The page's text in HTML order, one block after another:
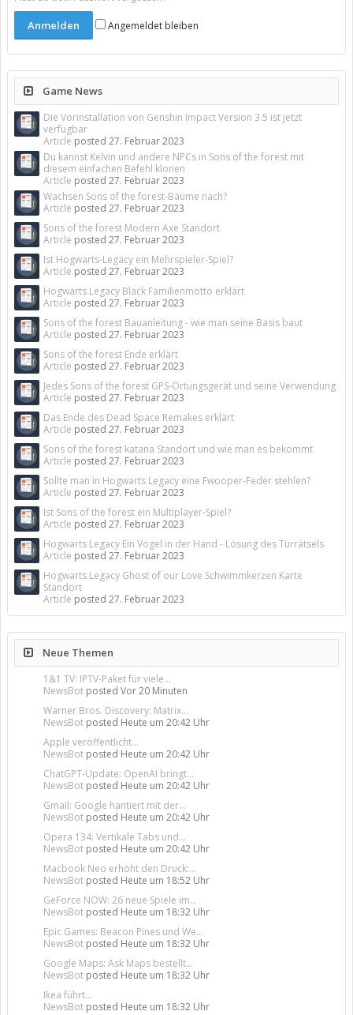
Angemeldet bleiben
Game News
Die Vorinstallation von Genshin Impact Version 3.5 ist jetzt
verfügbar
Article posted 27. Februar 2023
Du kannst Kelvin und andere NPCs in Sons of the forest mit
diesem einfachen Befehl klonen
Article posted 27. Februar 2023
Wachsen Sons of the forest-Bäume nach?
Article posted 27. Februar 2023
Sons of the forest Modern Axe Standort
Article posted 27. Februar 2023
Ist Hogwarts-Legacy ein Mehrspieler-Spiel?
Article posted 27. Februar 2023
Hogwarts Legacy Black Familienmotto erklärt
Article posted 27. Februar 2023
Sons of the forest Bauanleitung - wie man seine Basis baut
Article posted 27. Februar 2023
Sons of the forest Ende erklärt
Article posted 27. Februar 2023
Jedes Sons of the forest GPS-Ortungsgerät und seine Verwendung
Article posted 27. Februar 2023
Das Ende des Dead Space Remakes erklärt
Article posted 27. Februar 2023
Sons of the forest katana Standort und wie man es bekommt
Article posted 27. Februar 2023
Sollte man in Hogwarts Legacy eine Fwooper-Feder stehlen?
Article posted 27. Februar 2023
Ist Sons of the forest ein Multiplayer-Spiel?
Article posted 27. Februar 2023
Hogwarts Legacy Ein Vogel in der Hand - Lösung des Türrätsels
Article posted 27. Februar 2023
Hogwarts Legacy Ghost of our Love Schwimmkerzen Karte
Standort
Article posted 27. Februar 2023
Neue Themen
1&1 TV: IPTV-Paket für viele...
NewsBot posted Vor 20 Minuten
Warner Bros. Discovery: Matrix...
NewsBot posted Heute um 20:42 Uhr
Apple veröffentlicht...
NewsBot posted Heute um 20:42 Uhr
ChatGPT-Update: OpenAI bringt...
NewsBot posted Heute um 20:42 Uhr
Gmail: Google hantiert mit der...
NewsBot posted Heute um 20:42 Uhr
Opera 134: Vertikale Tabs und...
NewsBot posted Heute um 20:42 Uhr
Macbook Neo erhöht den Druck:...
NewsBot posted Heute um 18:52 Uhr
GeForce NOW: 26 neue Spiele im...
NewsBot posted Heute um 18:32 Uhr
Epic Games: Beacon Pines und We...
NewsBot posted Heute um 18:32 Uhr
Google Maps: Ask Maps bestellt...
NewsBot posted Heute um 18:32 Uhr
Ikea führt...
NewsBot posted Heute um 18:32 Uhr